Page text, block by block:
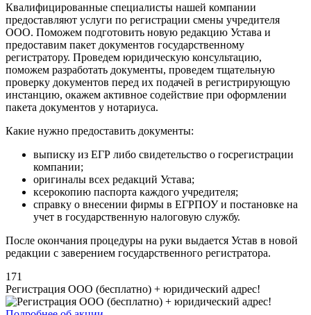
Квалифицированные специалисты нашей компании
предоставляют услуги по регистрации смены учредителя
ООО. Поможем подготовить новую редакцию Устава и
предоставим пакет документов государственному
регистратору. Проведем юридическую консультацию,
поможем разработать документы, проведем тщательную
проверку документов перед их подачей в регистрирующую
инстанцию, окажем активное содействие при оформлении
пакета документов у нотариуса.
Какие нужно предоставить документы:
выписку из ЕГР либо свидетельство о госрегистрации
компании;
оригиналы всех редакций Устава;
ксерокопию паспорта каждого учредителя;
справку о внесении фирмы в ЕГРПОУ и постановке на
учет в государственную налоговую службу.
После окончания процедуры на руки выдается Устав в новой
редакции с заверением государственного регистратора.
171
Регистрация ООО (бесплатно) + юридический адрес!